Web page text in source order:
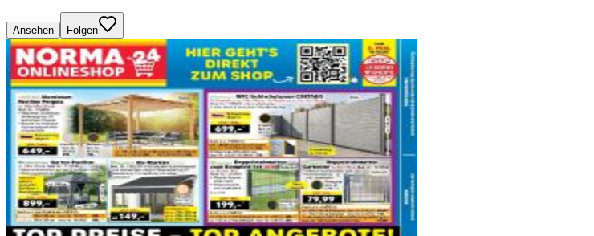
Ansehen Folgen